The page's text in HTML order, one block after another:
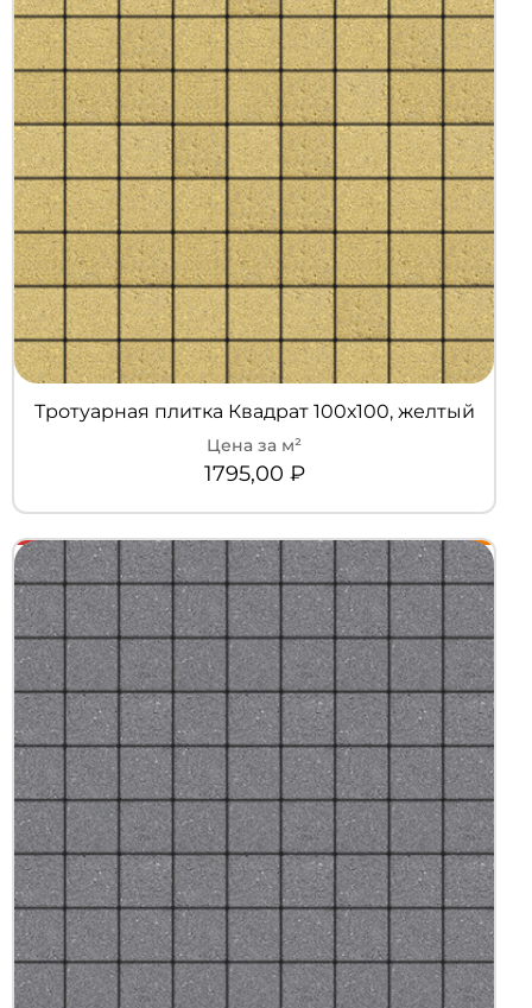
Тротуарная плитка Квадрат 100х100, желтый
1795,00 ₽